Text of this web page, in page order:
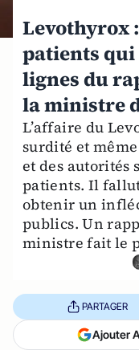
Levothyrox
patients
lignes du
la ministre
L’affaire du
surdité et
et des autorités
patients. Il
obtenir un
publics. Un
ministre fait le
PARTAGER
Ajouter